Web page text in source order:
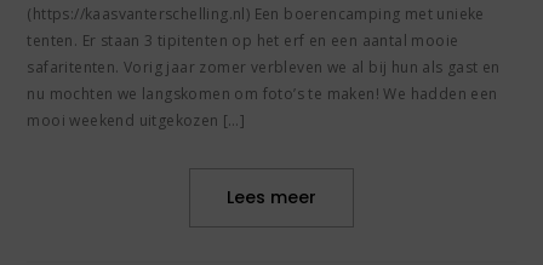
(https://kaasvanterschelling.nl) Een boerencamping met unieke
tenten. Er staan 3 tipitenten op het erf en een aantal mooie
safaritenten. Vorig jaar zomer verbleven we al bij hun als gast en
nu mochten we langskomen om foto’s te maken! We hadden een
mooi weekend uitgekozen […]
Lees meer